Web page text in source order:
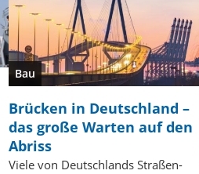
Bau
Brücken in Deutschland –
das große Warten auf den
Abriss
Viele von Deutschlands Straßen-